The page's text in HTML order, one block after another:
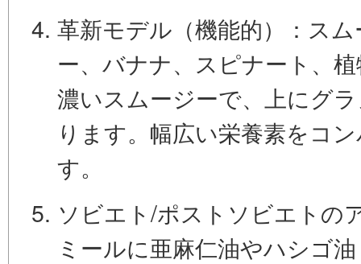
革新モデル（機能的）： ス
ー、バナナ、スピナート、
濃いスムージーで、上にグ
ります。幅広い栄養素をコ
す。
ソビエト/ポストソビエトの
ミールに亜麻仁油やハシゴ油